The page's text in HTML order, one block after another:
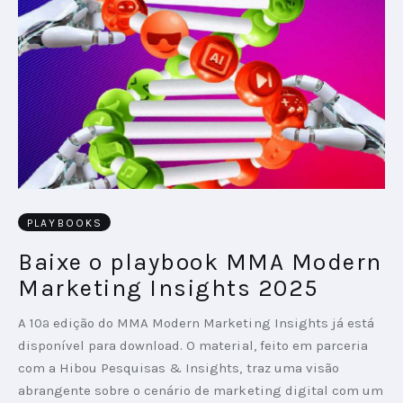
PLAYBOOKS
Baixe o playbook MMA Modern
Marketing Insights 2025
A 10ª edição do MMA Modern Marketing Insights já está
disponível para download. O material, feito em parceria
com a Hibou Pesquisas & Insights, traz uma visão
abrangente sobre o cenário de marketing digital com um